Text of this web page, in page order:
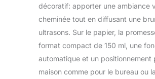
décoratif: apporter une ambiance
cheminée tout en diffusant une
ultrasons. Sur le papier, la
format compact de 150 ml, une
automatique et un positionnement
maison comme pour le bureau ou